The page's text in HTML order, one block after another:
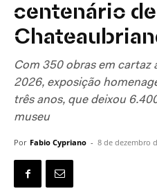
centenário
Com 350 obras em cartaz
2026, exposição
três anos, que deixou
museu
Por Fabio Cypriano - 8 de dezembro